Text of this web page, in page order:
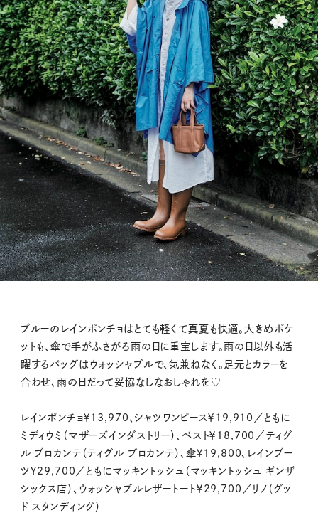
ブルーのレインポンチョはとても軽くて真夏も快適。大きめポケ
ットも、傘で手がふさがる雨の日に重宝します。雨の日以外も活
躍するバッグはウォッシャブルで、気兼ねなく。足元とカラーを
合わせ、雨の日だって妥協なしなおしゃれを♡
レインポンチョ￥13,970、シャツワンピース￥19,910／ともに
ミディウミ（マザーズインダストリー）、ベスト￥18,700／ティグ
ル ブロカンテ（ティグル ブロカンテ）、傘￥19,800、レインブー
ツ￥29,700／ともにマッキントッシュ（マッキントッシュ ギンザ
シックス店）、ウォッシャブルレザートート￥29,700／リノ（グッ
ド スタンディング）